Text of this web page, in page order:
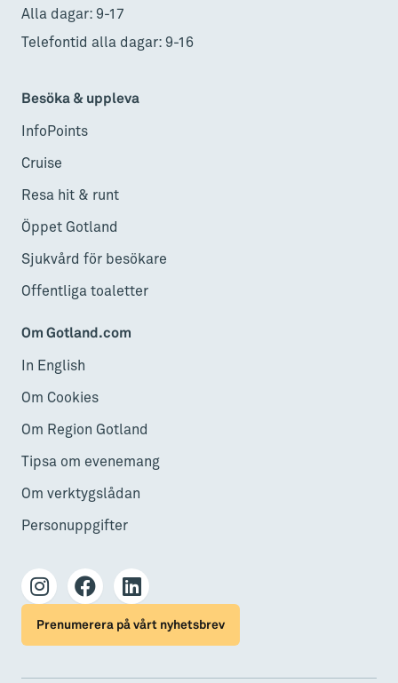
Alla dagar: 9-17
Telefontid alla dagar: 9-16
Besöka & uppleva
InfoPoints
Cruise
Resa hit & runt
Öppet Gotland
Sjukvård för besökare
Offentliga toaletter
Om Gotland.com
In English
Om Cookies
Om Region Gotland
Tipsa om evenemang
Om verktygslådan
Personuppgifter
Prenumerera på vårt nyhetsbrev